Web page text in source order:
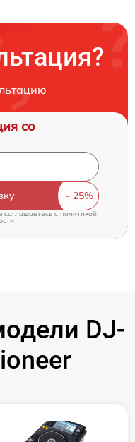
со
соглашаетесь cполитикой
DJ-